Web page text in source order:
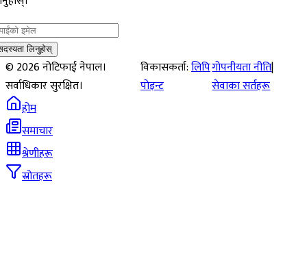
लिनुहोस्
©2026नोटिफाई नेपाल।
सर्वाधिकार सुरक्षित।
विकासकर्ता:लिपि
पोइन्ट
गोपनीयता नीति|
सेवाका सर्तहरू
होम
समाचार
श्रेणीहरू
स्रोतहरू